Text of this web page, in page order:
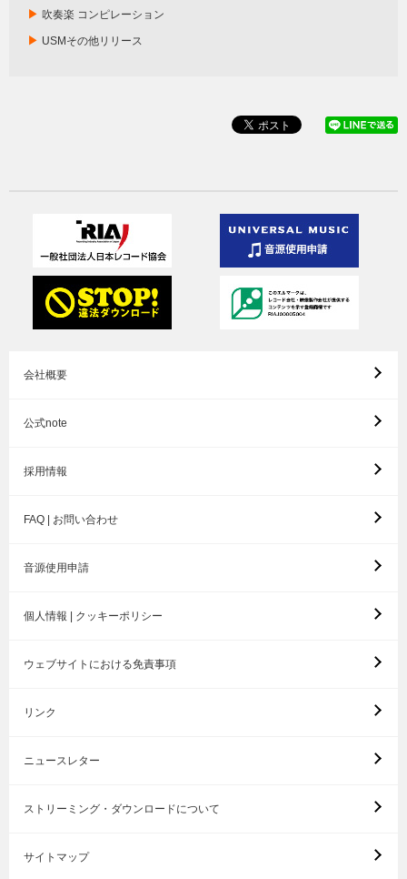
▶ 吹奏楽 コンピレーション
▶ USMその他リリース
会社概要
公式note
採用情報
FAQ | お問い合わせ
音源使用申請
個人情報 | クッキーポリシー
ウェブサイトにおける免責事項
リンク
ニュースレター
ストリーミング・ダウンロードについて
サイトマップ